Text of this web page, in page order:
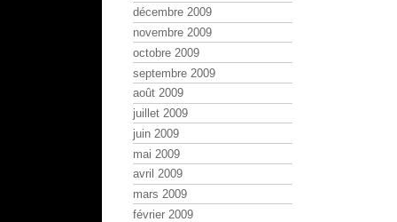
décembre 2009
novembre 2009
octobre 2009
septembre 2009
août 2009
juillet 2009
juin 2009
mai 2009
avril 2009
mars 2009
février 2009